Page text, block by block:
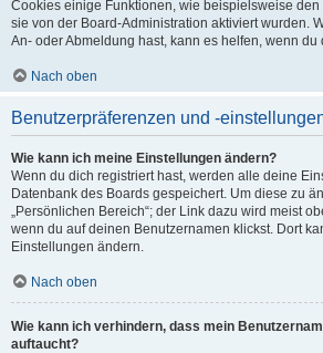
Cookies einige Funktionen, wie beispielsweise den
sie von der Board-Administration aktiviert wurden.
An- oder Abmeldung hast, kann es helfen, wenn du
Nach oben
Benutzerpräferenzen und -
Wie kann ich meine Einstellungen ändern?
Wenn du dich registriert hast, werden alle deine
Datenbank des Boards gespeichert. Um diese zu
„Persönlichen Bereich“; der Link dazu wird meist
wenn du auf deinen Benutzernamen klickst. Dort
Einstellungen ändern.
Nach oben
Wie kann ich verhindern, dass mein
auftaucht?